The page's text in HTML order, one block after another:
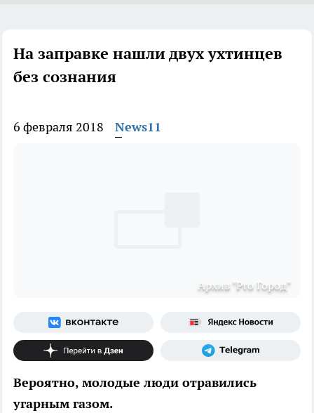
На заправке нашли двух ухтинцев
без сознания
6 февраля 2018 News11
Архив "Pro Город"
Вероятно, молодые люди отравились
угарным газом.